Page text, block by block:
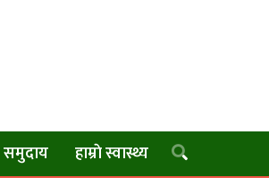
समुदाय हाम्राे स्वास्थ्य